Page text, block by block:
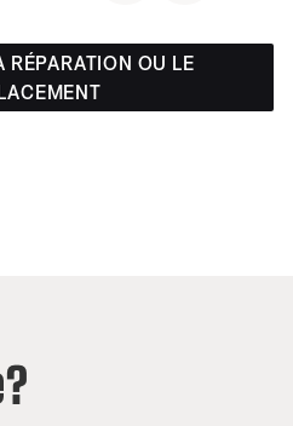
RÉPARATION OU LE